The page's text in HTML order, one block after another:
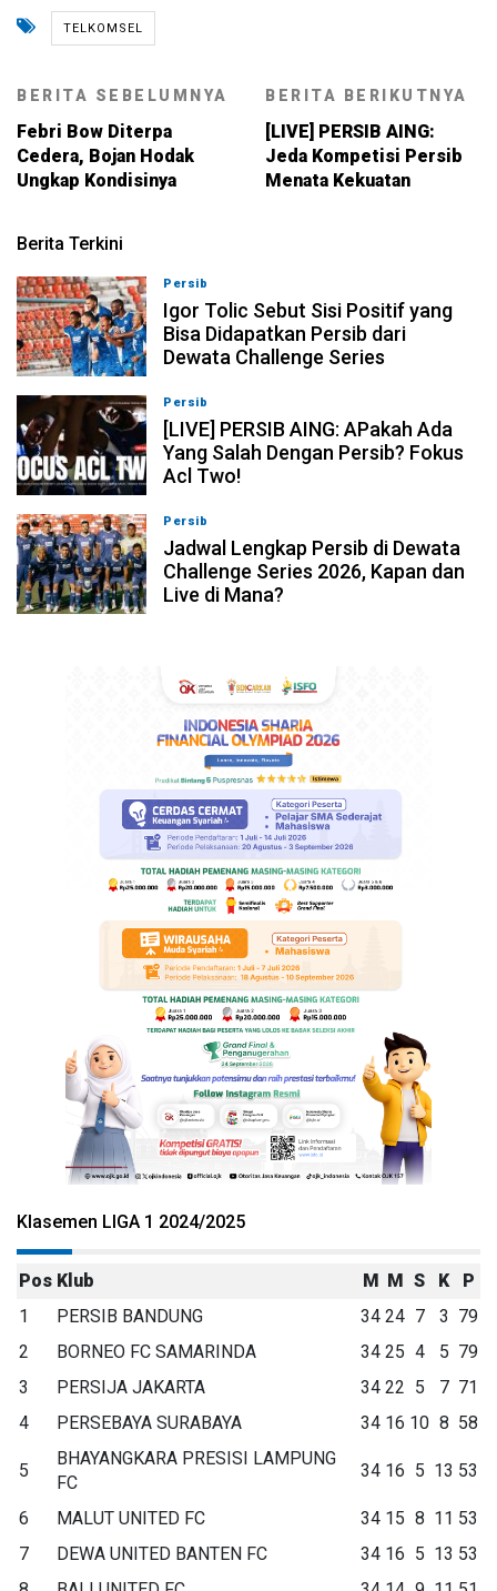
TELKOMSEL
BERITA SEBELUMNYA
Febri Bow Diterpa
Cedera, Bojan Hodak
Ungkap Kondisinya
BERITA BERIKUTNYA
[LIVE] PERSIB AING:
Jeda Kompetisi Persib
Menata Kekuatan
Berita Terkini
Persib
Igor Tolic Sebut Sisi Positif yang
Bisa Didapatkan Persib dari
Dewata Challenge Series
Persib
[LIVE] PERSIB AING: APakah Ada
Yang Salah Dengan Persib? Fokus
Acl Two!
Persib
Jadwal Lengkap Persib di Dewata
Challenge Series 2026, Kapan dan
Live di Mana?
Klasemen LIGA 1 2024/2025
Pos Klub M M S K
P
1
PERSIB BANDUNG 34 24 7 3 79
2
BORNEO FC SAMARINDA 34 25 4 5 79
3
PERSIJA JAKARTA 34 22 5 7 71
4
PERSEBAYA SURABAYA 34 16 10 8 58
5
BHAYANGKARA PRESISI LAMPUNG
FC
34 16 5 13 53
6 MALUT UNITED FC 34 15 8 11 53
7
DEWA UNITED BANTEN FC 34 16 5 13 53